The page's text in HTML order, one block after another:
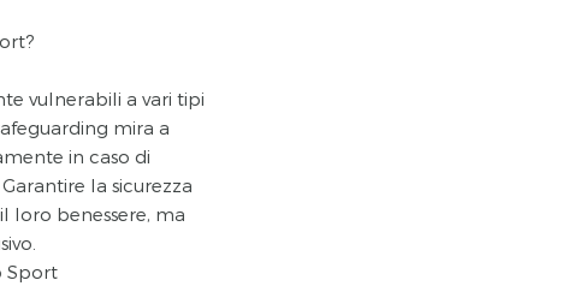
vulnerabili a vari tipi
mira a
in caso di
la sicurezza
loro benessere, ma
Sport